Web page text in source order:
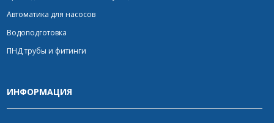
Автоматика для насосов
Водоподготовка
ПНД трубы и фитинги
ИНФОРМАЦИЯ